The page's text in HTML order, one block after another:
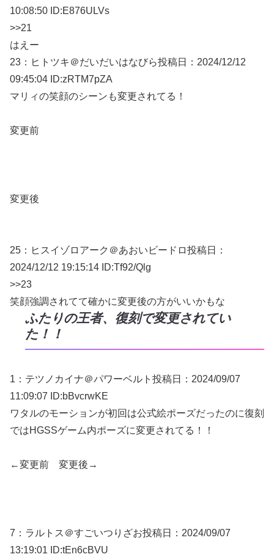
10:08:50 ID:E876ULVs
>>21
はえー
23： ヒトツキ＠だいだいはなびら投稿日：2024/12/12
09:45:04 ID:zRTM7pZA
マリィの笑顔のシーンも変更されてる！
変更前
変更後
25： ヒスイゾロアーク＠あおいビードロ投稿日：
2024/12/12 19:15:14 ID:Tf92/Qlg
>>23
笑顔強調されてて確かに変更後の方がいいかもな
ふたりの王者、復刻で変更されてい
た！！
1： テツノカイナ＠パワーベルト 投稿日：2024/09/07
11:09:07 ID:bBvcrwKE
ワタルのモーションが初回は公式絵ポーズだったのに復刻
ではHGSSゲーム内ポーズに変更されてる！！
←変更前 変更後→
7： ラルトス＠すごいつりざお投稿日：2024/09/07
13:19:01 ID:tEn6cBVU